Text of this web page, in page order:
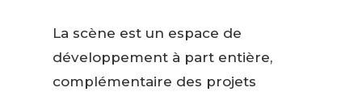
La scène est un espace de
développement à part entière,
complémentaire des projets